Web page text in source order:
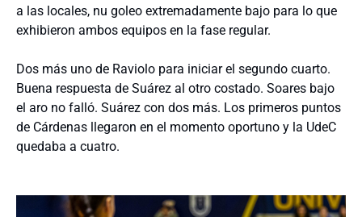
a las locales, nu goleo extremadamente bajo para lo que
exhibieron ambos equipos en la fase regular.
Dos más uno de Raviolo para iniciar el segundo cuarto.
Buena respuesta de Suárez al otro costado. Soares bajo
el aro no falló. Suárez con dos más. Los primeros puntos
de Cárdenas llegaron en el momento oportuno y la UdeC
quedaba a cuatro.